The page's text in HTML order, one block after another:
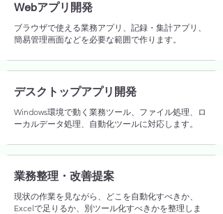
Webアプリ開発
ブラウザで使える業務アプリ、記録・集計アプリ、
簡易管理画面などを必要な範囲で作ります。
デスクトップアプリ開発
Windows環境で動く業務ツール、ファイル処理、ロ
ーカルデータ処理、自動化ツールに対応します。
業務整理・改善提案
現状の作業を見ながら、どこを自動化すべきか、
Excelで足りるか、別ツール化すべきかを整理しま